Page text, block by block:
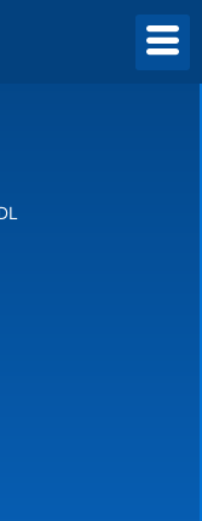
vale a pena.